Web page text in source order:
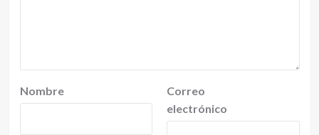
Nombre
Correo
electrónico